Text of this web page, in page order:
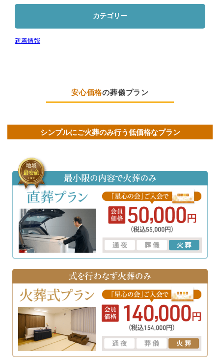
カテゴリー
新着情報
安心価格の葬儀プラン
シンプルにご火葬のみ行う低価格なプラン